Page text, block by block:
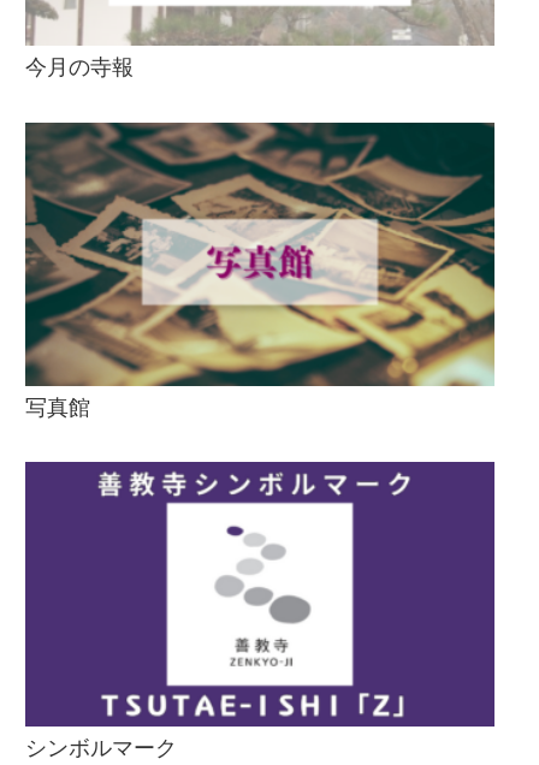
今月の寺報
写真館
シンボルマーク